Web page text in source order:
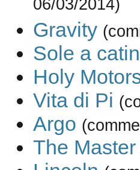
06/03/2014)
Gravity
Sole a
Holy
Vita di Pi
Argo
The Master